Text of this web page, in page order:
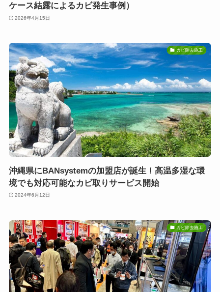
ケース結露によるカビ発生事例）
2026年4月15日
カビ除去施工
沖縄県にBANsystemの加盟店が誕生！高温多湿な環
境でも対応可能なカビ取りサービス開始
2024年6月12日
カビ除去施工